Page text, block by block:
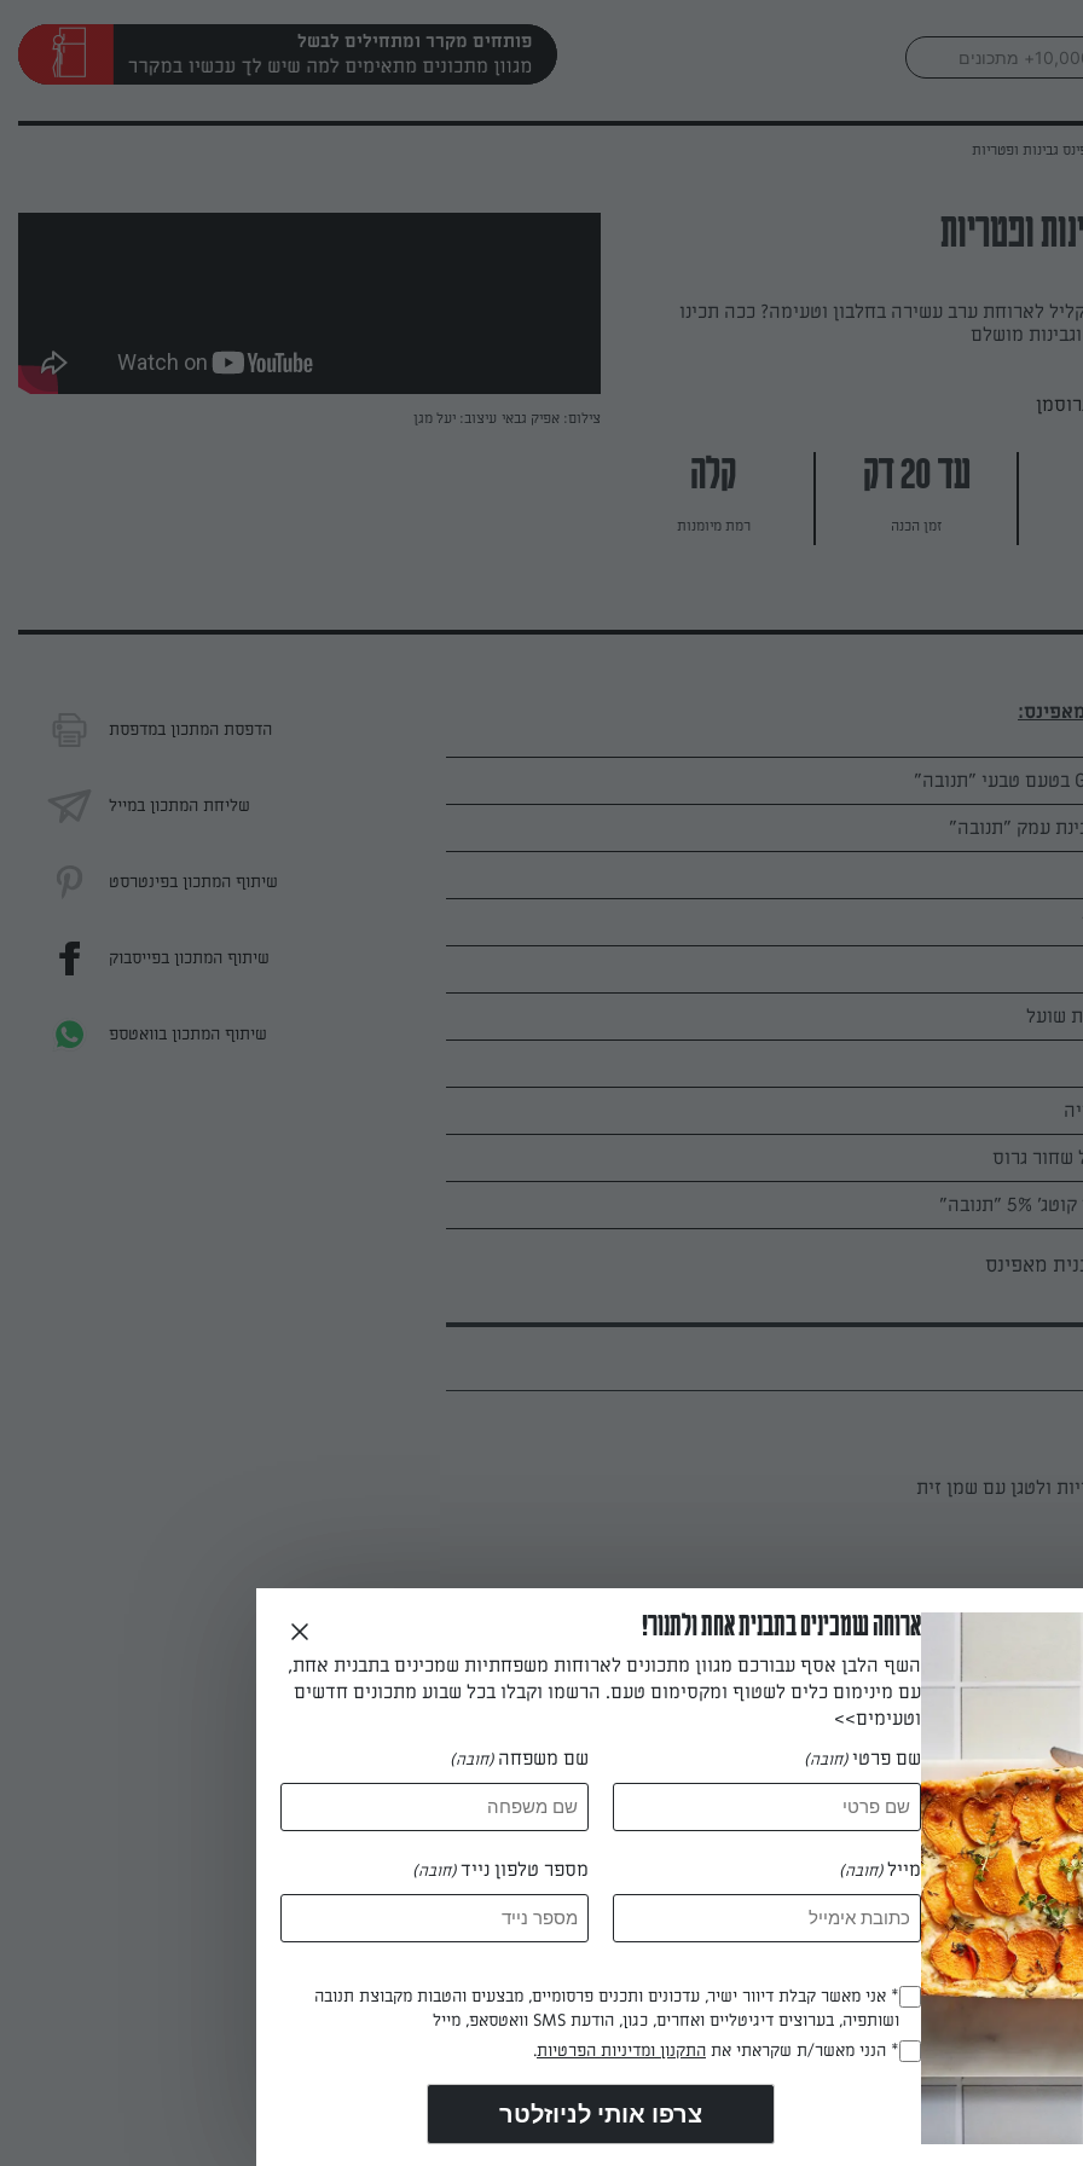
פותחים מקרר ומתחילים לבשל
גבינות ופטריות
ופטריות
לארוחת ערב עשירה בחלבון וטעימה? ככה תכינו
מושלם
עד 20 דק
זמן הכנה
קלה
רמת מיומנות
צילום: אפיק גבאי עיצוב: יעל מגן
שועל
שחור גרוס
מאפינס
ולטגן עם שמן זית
הרטובים בקערה (מלבד הגבנ"צ)
החומרים
מעל כל מאפינס
הדפסת המתכון במדפסת
שליחת המתכון במייל
שיתוף המתכון בפינטרסט
שיתוף המתכון בפייסבוק
שיתוף המתכון בוואטספ
ארוחה שמכינים בתבנית אחת ולתנור!
השף הלבן אסף עבורכם מגוון מתכונים לארוחות משפחתיות שמכינים בתבנית אחת,
עם מינימום כלים לשטוף ומקסימום טעם. הרשמו וקבלו בכל שבוע מתכונים חדשים
וטעימים>>
שם פרטי(חובה) שם משפחה (חובה)
מייל(חובה) מספר טלפון נייד(חובה)
(חובה)
* אני מאשר קבלת דיוור ישיר, עדכונים ותכנים פרסומיים, מבצעים והטבות מקבוצת תנובה
ושותפיה, בערוצים דיגיטליים ואחרים, כגון, הודעת SMS וואטסאפ, מייל
(חובה)
* הנני מאשר/ת שקראתי את התקנון ומדיניות הפרטיות.